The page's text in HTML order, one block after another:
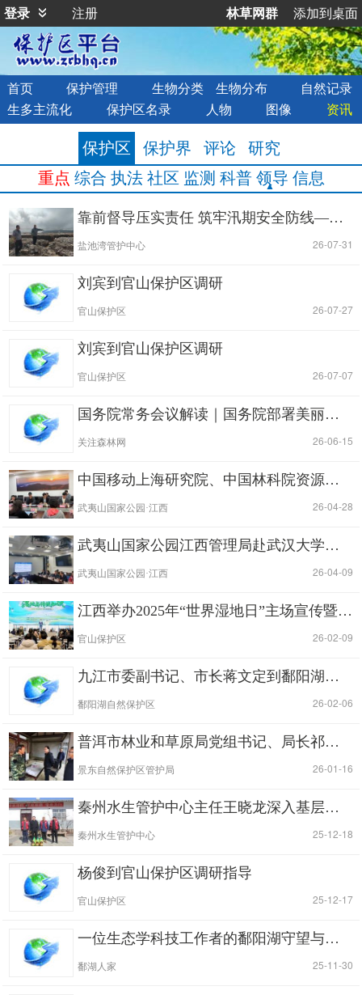
登录 注册 林草网群 添加到桌面
首页 保护管理 生物分类 生物分布
自然记录
生多主流化
保护区名录 人物 图像 资讯
保护区 保护界 评论
研究
重点 综合 执法 社区 监测 科普 领导 信息
靠前督导压实责任 筑牢汛期安全防线——盐池湾管护中心开展片区防汛专项督查工作
盐池湾管护中心 | 26-07-31
刘宾到官山保护区调研
官山保护区 | 26-07-27
刘宾到官山保护区调研
官山保护区 | 26-07-07
国务院常务会议解读｜国务院部署美丽中国建设工作
关注森林网 | 26-06-15
中国移动上海研究院、中国林科院资源信息研究所到武夷山国家公园江西片区调研
武夷山国家公园·江西 | 26-04-28
武夷山国家公园江西管理局赴武汉大学与李德仁院士团队开展时空智能监测技术应用交流
武夷山国家公园·江西 | 26-04-09
江西举办2025年“世界湿地日”主场宣传暨江西林业“官山杯”视频征集大赛颁奖仪式
官山保护区 | 26-02-09
九江市委副书记、市长蒋文定到鄱阳湖保护区调研湿地和候鸟保护工作
鄱阳湖自然保护区 | 26-02-06
普洱市林业和草原局党组书记、局长祁海到景东调研自然保护区森林草原防火工作
景东自然保护区管护局 | 26-01-16
秦州水生管护中心主任王晓龙深入基层一线开展慰问调研工作
秦州水生管护中心 | 25-12-18
杨俊到官山保护区调研指导
官山保护区 | 25-12-17
一位生态学科技工作者的鄱阳湖守望与求索
鄱湖人家 | 25-11-30